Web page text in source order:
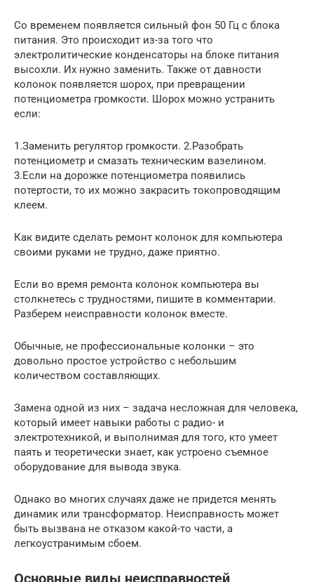
Со временем появляется сильный фон 50 Гц с блока
питания. Это происходит из-за того что
электролитические конденсаторы на блоке питания
высохли. Их нужно заменить. Также от давности
колонок появляется шорох, при превращении
потенциометра громкости. Шорох можно устранить
если:
1.Заменить регулятор громкости. 2.Разобрать
потенциометр и смазать техническим вазелином.
3.Если на дорожке потенциометра появились
потертости, то их можно закрасить токопроводящим
клеем.
Как видите сделать ремонт колонок для компьютера
своими руками не трудно, даже приятно.
Если во время ремонта колонок компьютера вы
столкнетесь с трудностями, пишите в комментарии.
Разберем неисправности колонок вместе.
Обычные, не профессиональные колонки – это
довольно простое устройство с небольшим
количеством составляющих.
Замена одной из них – задача несложная для человека,
который имеет навыки работы с радио- и
электротехникой, и выполнимая для того, кто умеет
паять и теоретически знает, как устроено съемное
оборудование для вывода звука.
Однако во многих случаях даже не придется менять
динамик или трансформатор. Неисправность может
быть вызвана не отказом какой-то части, а
легкоустранимым сбоем.